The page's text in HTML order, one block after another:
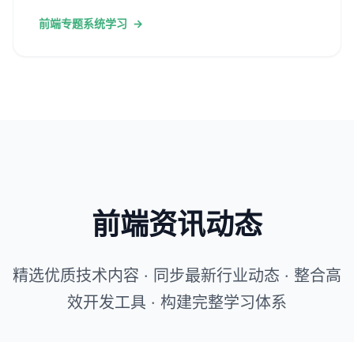
前端专题系统学习 →
前端资讯动态
精选优质技术内容 · 同步最新行业动态 · 整合高
效开发工具 · 构建完整学习体系